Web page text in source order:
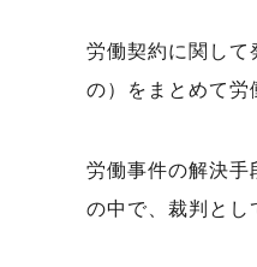
労働契約に関して
の）をまとめて労
労働事件の解決手
の中で、裁判とし